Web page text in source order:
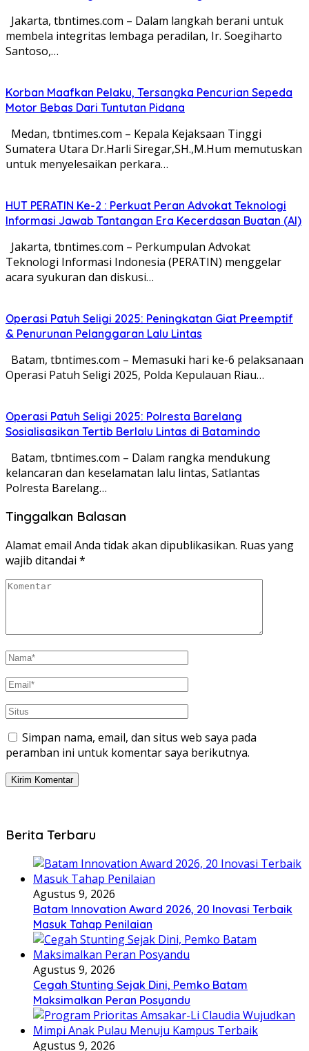
Jakarta, tbntimes.com – Dalam langkah berani untuk
membela integritas lembaga peradilan, Ir. Soegiharto
Santoso,…
Korban Maafkan Pelaku, Tersangka Pencurian Sepeda
Motor Bebas Dari Tuntutan Pidana
Medan, tbntimes.com – Kepala Kejaksaan Tinggi
Sumatera Utara Dr.Harli Siregar,SH.,M.Hum memutuskan
untuk menyelesaikan perkara…
HUT PERATIN Ke-2 : Perkuat Peran Advokat Teknologi
Informasi Jawab Tantangan Era Kecerdasan Buatan (AI)
Jakarta, tbntimes.com – Perkumpulan Advokat
Teknologi Informasi Indonesia (PERATIN) menggelar
acara syukuran dan diskusi…
Operasi Patuh Seligi 2025: Peningkatan Giat Preemptif
& Penurunan Pelanggaran Lalu Lintas
Batam, tbntimes.com – Memasuki hari ke-6 pelaksanaan
Operasi Patuh Seligi 2025, Polda Kepulauan Riau…
Operasi Patuh Seligi 2025: Polresta Barelang
Sosialisasikan Tertib Berlalu Lintas di Batamindo
Batam, tbntimes.com – Dalam rangka mendukung
kelancaran dan keselamatan lalu lintas, Satlantas
Polresta Barelang…
Tinggalkan Balasan
Alamat email Anda tidak akan dipublikasikan. Ruas yang
wajib ditandai *
Simpan nama, email, dan situs web saya pada
peramban ini untuk komentar saya berikutnya.
Berita Terbaru
Agustus 9, 2026
Batam Innovation Award 2026, 20 Inovasi Terbaik
Masuk Tahap Penilaian
Agustus 9, 2026
Cegah Stunting Sejak Dini, Pemko Batam
Maksimalkan Peran Posyandu
Agustus 9, 2026